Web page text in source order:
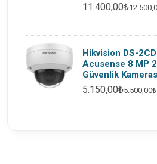
11.400,00₺
Hikvision DS-
Acusense 8 MP
Güvenlik
5.150,00₺5.500,00₺